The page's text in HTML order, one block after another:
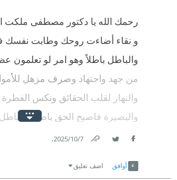
#أبجد
#الروح_والجسد
‏اقرأ الكتاب على @abjjad عبر الرابط:‏
رحمك الله يا دكتور مصطفى
و نقاء أضاءت روحك وطابت نفسك
والباطل باطلاً وهو امر لو
من جهد واجتهاد وصرف مزهل
والنهار لقلب الحقائق ونكس
والبصيرة فاصبح الحق باطل
والخائن امين.. رحمك الله يا
7‏/10‏/2025
.
أوافق اضف تعليق